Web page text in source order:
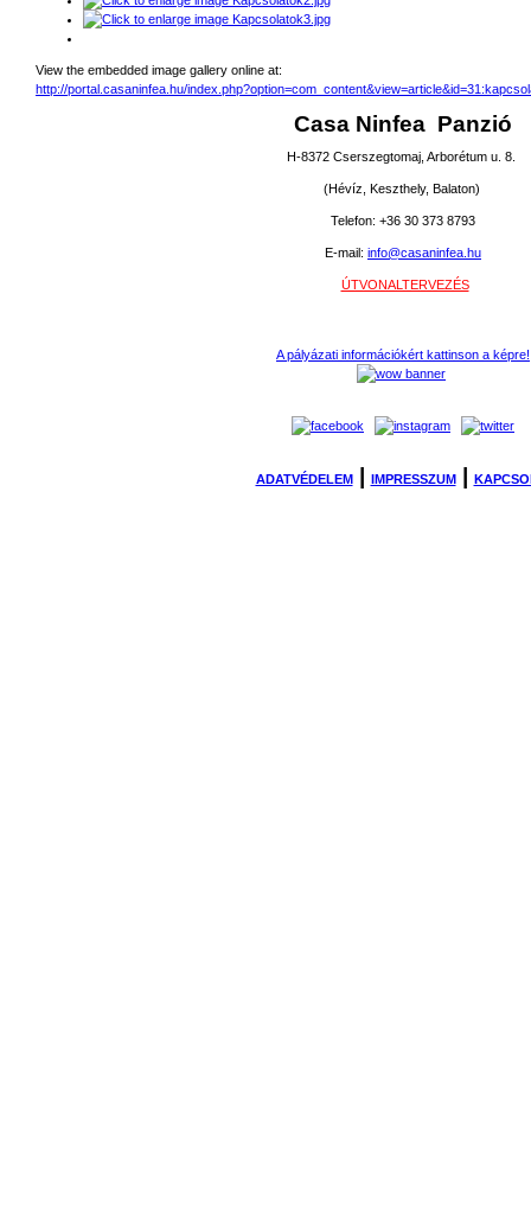
View the embedded image gallery online at:
http://portal.casaninfea.hu/
Casa Ninfea Panzió
H-8372 Cserszegtomaj, Arborétum u. 8.
(Hévíz, Keszthely, Balaton)
Telefon: +36 30 373 8793
E-mail: info@casaninfea.hu
ÚTVONALTERVEZÉS
A pályázati információkért kattinson a képre!
ADATVÉDELEM| IMPRESSZUM|